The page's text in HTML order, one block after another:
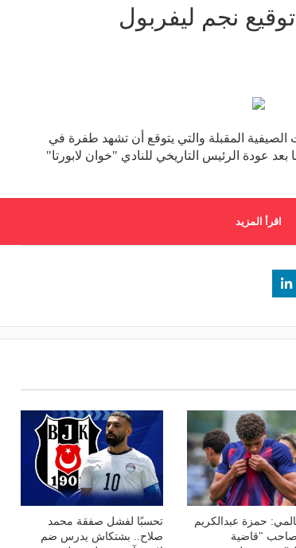
نجم ليفربول
الصيفية المقبلة والتي يتوقع أن تشهد طفرة في
عودة الرئيس التاريخي للنادي "خوان لابورتا"
اقرأ المزيد
حمزة عبدالكريم
"قاضية
تحسبًا لفشل صفقة محمد
صلاح.. بشتكاش يدرس ضم